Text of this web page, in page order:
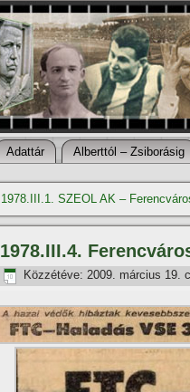
Adattár Alberttól – Zsiborásig
1978.III.1. SZEOL AK –
1978.III.4.
Közzétéve: 2009. március 19.